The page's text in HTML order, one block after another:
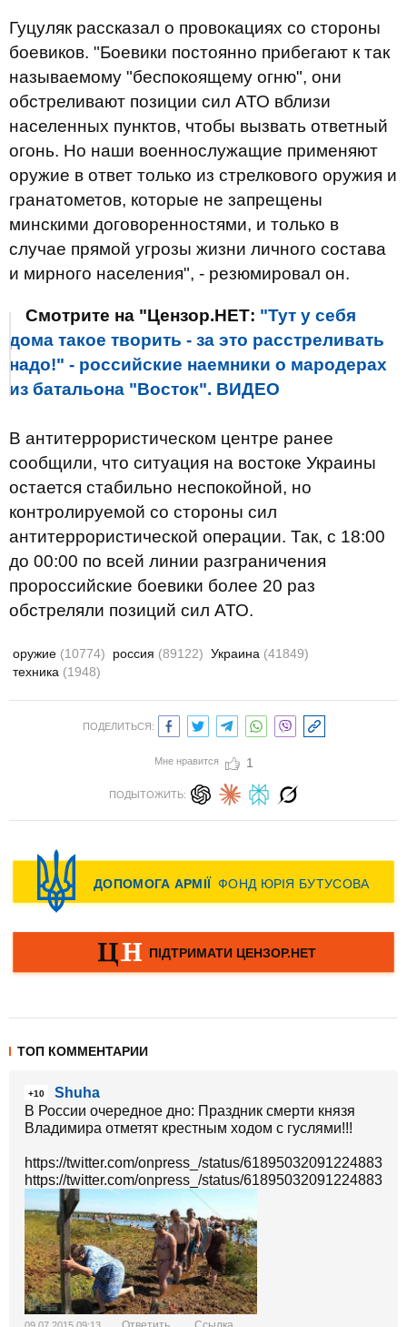
Гуцуляк рассказал о провокациях со стороны
боевиков. "Боевики постоянно прибегают к так
называемому "беспокоящему огню", они
обстреливают позиции сил АТО вблизи
населенных пунктов, чтобы вызвать ответный
огонь. Но наши военнослужащие применяют
оружие в ответ только из стрелкового оружия и
гранатометов, которые не запрещены
минскими договоренностями, и только в
случае прямой угрозы жизни личного состава
и мирного населения", - резюмировал он.
Смотрите на "Цензор.НЕТ: "Тут у себя
дома такое творить - за это расстреливать
надо!" - российские наемники о мародерах
из батальона "Восток". ВИДЕО
В антитеррористическом центре ранее
сообщили, что ситуация на востоке Украины
остается стабильно неспокойной, но
контролируемой со стороны сил
антитеррористической операции. Так, с 18:00
до 00:00 по всей линии разграничения
пророссийские боевики более 20 раз
обстреляли позиций сил АТО.
оружие (10774) россия (89122) Украина (41849)
техника (1948)
ПОДЕЛИТЬСЯ:
Мне нравится 1
ПОДЫТОЖИТЬ:
ТОП КОММЕНТАРИИ
+10
Shuha
В России очередное дно: Праздник смерти князя
Владимира отметят крестным ходом с гуслями!!!
https://twitter.com/onpress_/status/618950320912248833/
https://twitter.com/onpress_/status/618950320912248833/